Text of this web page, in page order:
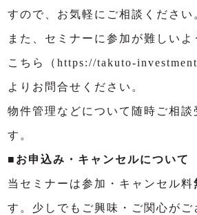
すので、お気軽にご相談ください
また、セミナーに参加が難しいよ
こちら（https://takuto-
よりお問合せください。
物件管理などについて随時ご相談
す。
■お申込み・キャンセルについて
当セミナーは参加・キャンセル料
す。少しでもご興味・ご関心がご